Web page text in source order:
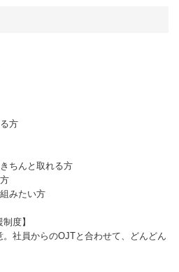
方
ちんと取れる方
みたい方
度】
社員からのOJTと合わせて、どんどん